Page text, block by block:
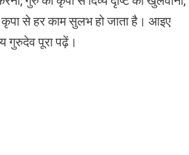
कृपा से हर काम सुलभ हो जाता है। आइए
गुरुदेव पूरा पढ़ें।